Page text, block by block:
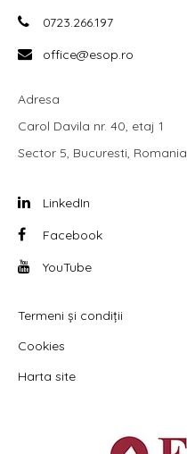
0723.266.197
office@esop.ro
Adresa
Carol Davila nr. 40, etaj 1
Sector 5, Bucuresti, Romania
LinkedIn
Facebook
YouTube
Termeni și condiții
Cookies
Harta site